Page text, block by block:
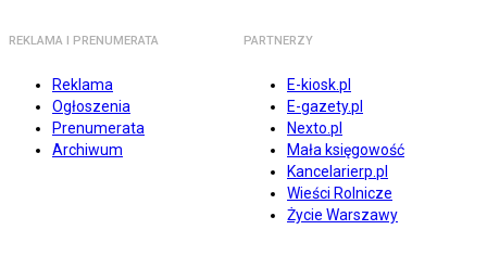
REKLAMA I PRENUMERATA
Reklama
Ogłoszenia
Prenumerata
Archiwum
PARTNERZY
E-kiosk.pl
E-gazety.pl
Nexto.pl
Mała księgowość
Kancelarierp.pl
Wieści Rolnicze
Życie Warszawy